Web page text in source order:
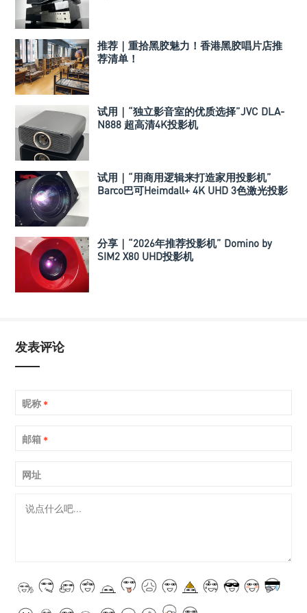
推荐｜重拾黑胶魅力！香港黑胶唱片店推
荐清单！
试用｜“独立影音室的优质选择”JVC DLA-
N888 超高清4K投影机
试用｜“用商用逻辑来打造家用投影机”
Barco巴可Heimdall+ 4K UHD 3色激光投影
分享｜“2026年推荐投影机” Domino by
SIM2 X80 UHD投影机
发表评论
昵称 *
邮箱 *
网址